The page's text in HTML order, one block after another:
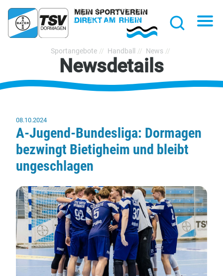
TSV
Bayer
Dormagen
1920
Sportangebote Handball News
Newsdetails
08.10.2024
A-Jugend-Bundesliga: Dormagen
bezwingt Bietigheim und bleibt
ungeschlagen